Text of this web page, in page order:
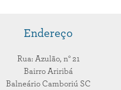
Endereço
Rua: Azulão, n° 21
Bairro Ariribá
Balneário Camboriú SC